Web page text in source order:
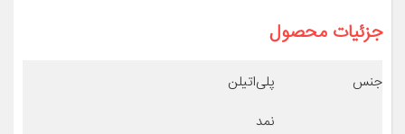
جزئیات محصول
جنس
پلی‌اتیلن
نمد